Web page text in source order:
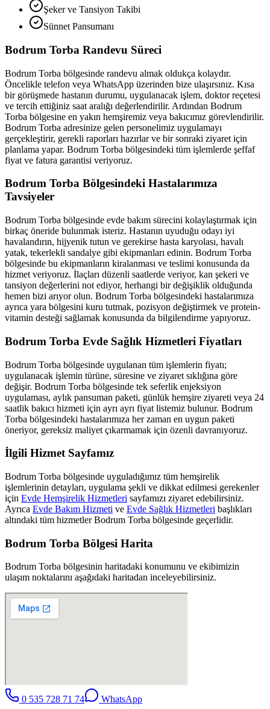
Şeker ve Tansiyon Takibi
Sünnet Pansumanı
Bodrum Torba Randevu Süreci
Bodrum Torba bölgesinde randevu almak oldukça kolaydır.
Öncelikle telefon veya WhatsApp üzerinden bize ulaşırsınız. Kısa
bir görüşmede hastanın durumu, uygulanacak işlem, doktor reçetesi
ve tercih ettiğiniz saat aralığı değerlendirilir. Ardından Bodrum
Torba bölgesine en yakın hemşiremiz veya bakıcımız görevlendirilir.
Bodrum Torba adresinize gelen personelimiz uygulamayı
gerçekleştirir, gerekli raporları hazırlar ve bir sonraki ziyaret için
planlama yapar. Bodrum Torba bölgesindeki tüm işlemlerde şeffaf
fiyat ve fatura garantisi veriyoruz.
Bodrum Torba Bölgesindeki Hastalarımıza
Tavsiyeler
Bodrum Torba bölgesinde evde bakım sürecini kolaylaştırmak için
birkaç öneride bulunmak isteriz. Hastanın uyuduğu odayı iyi
havalandırın, hijyenik tutun ve gerekirse hasta karyolası, havalı
yatak, tekerlekli sandalye gibi ekipmanları edinin. Bodrum Torba
bölgesinde bu ekipmanların kiralanması ve teslimi konusunda da
hizmet veriyoruz. İlaçları düzenli saatlerde veriyor, kan şekeri ve
tansiyon değerlerini not ediyor, herhangi bir değişiklik olduğunda
hemen bizi arıyor olun. Bodrum Torba bölgesindeki hastalarımıza
ayrıca yara bölgesini kuru tutmak, pozisyon değiştirmek ve protein-
vitamin desteği sağlamak konusunda da bilgilendirme yapıyoruz.
Bodrum Torba Evde Sağlık Hizmetleri Fiyatları
Bodrum Torba bölgesinde uygulanan tüm işlemlerin fiyatı;
uygulanacak işlemin türüne, süresine ve ziyaret sıklığına göre
değişir. Bodrum Torba bölgesinde tek seferlik enjeksiyon
uygulaması, aylık pansuman paketi, günlük hemşire ziyareti veya 24
saatlik bakıcı hizmeti için ayrı ayrı fiyat listemiz bulunur. Bodrum
Torba bölgesindeki hastalarımıza her zaman en uygun paketi
öneriyor, gereksiz maliyet çıkarmamak için özenli davranıyoruz.
İlgili Hizmet Sayfamız
Bodrum Torba bölgesinde uyguladığımız tüm hemşirelik
işlemlerinin detayları, uygulama şekli ve dikkat edilmesi gerekenler
için Evde Hemşirelik Hizmetleri sayfamızı ziyaret edebilirsiniz.
Ayrıca Evde Bakım Hizmeti ve Evde Sağlık Hizmetleri başlıkları
altındaki tüm hizmetlerBodrum Torba bölgesinde geçerlidir.
Bodrum Torba Bölgesi Harita
Bodrum Torba bölgesinin haritadaki konumunu ve ekibimizin
ulaşım noktalarını aşağıdaki haritadan inceleyebilirsiniz.
0 535 728 71 74 WhatsApp